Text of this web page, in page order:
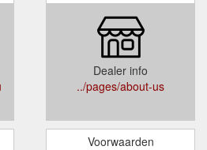
Dealer info
../pages/about-us
Voorwaarden